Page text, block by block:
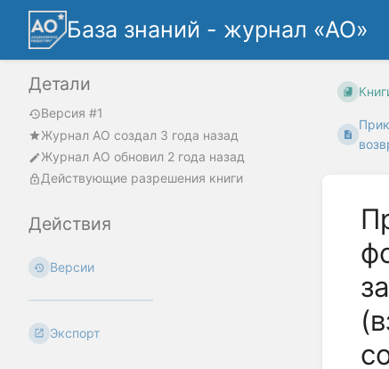
База знаний - журнал «АО»
Детали
Версия #1
Журнал АО создал 3 года назад
Журнал АО обновил 2 года назад
Действующие разрешения книги
Действия
Версии
Экспорт